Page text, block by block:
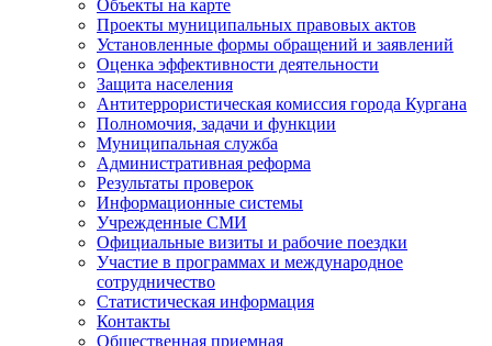
Объекты на карте
Проекты муниципальных правовых актов
Установленные формы обращений и заявлений
Оценка эффективности деятельности
Защита населения
Антитеррористическая комиссия города Кургана
Полномочия, задачи и функции
Муниципальная служба
Административная реформа
Результаты проверок
Информационные системы
Учрежденные СМИ
Официальные визиты и рабочие поездки
Участие в программах и международное
сотрудничество
Статистическая информация
Контакты
Общественная приемная